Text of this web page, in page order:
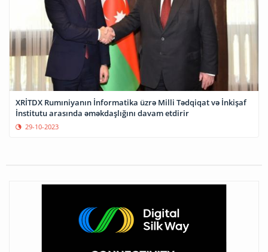
XRİTDX Rumıniyanın İnformatika üzrə Milli Tədqiqat və İnkişaf
İnstitutu arasında əməkdaşlığını davam etdirir
29-10-2023